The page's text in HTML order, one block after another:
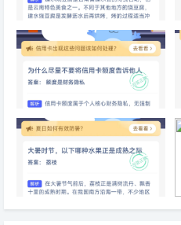
以下哪一项是云南的特色美食
为什么尽量不要将信用卡额度告
诉他人